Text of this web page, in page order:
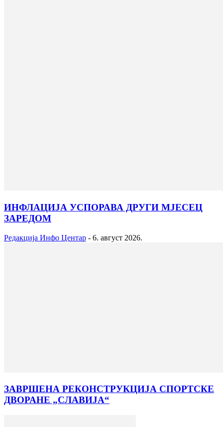
ИНФЛАЦИЈА УСПОРАВА ДРУГИ МЈЕСЕЦ
ЗАРЕДОМ
Редакција Инфо Центар - 6. август 2026.
ЗАВРШЕНА РЕКОНСТРУКЦИЈА СПОРТСКЕ
ДВОРАНЕ „СЛАВИЈА“